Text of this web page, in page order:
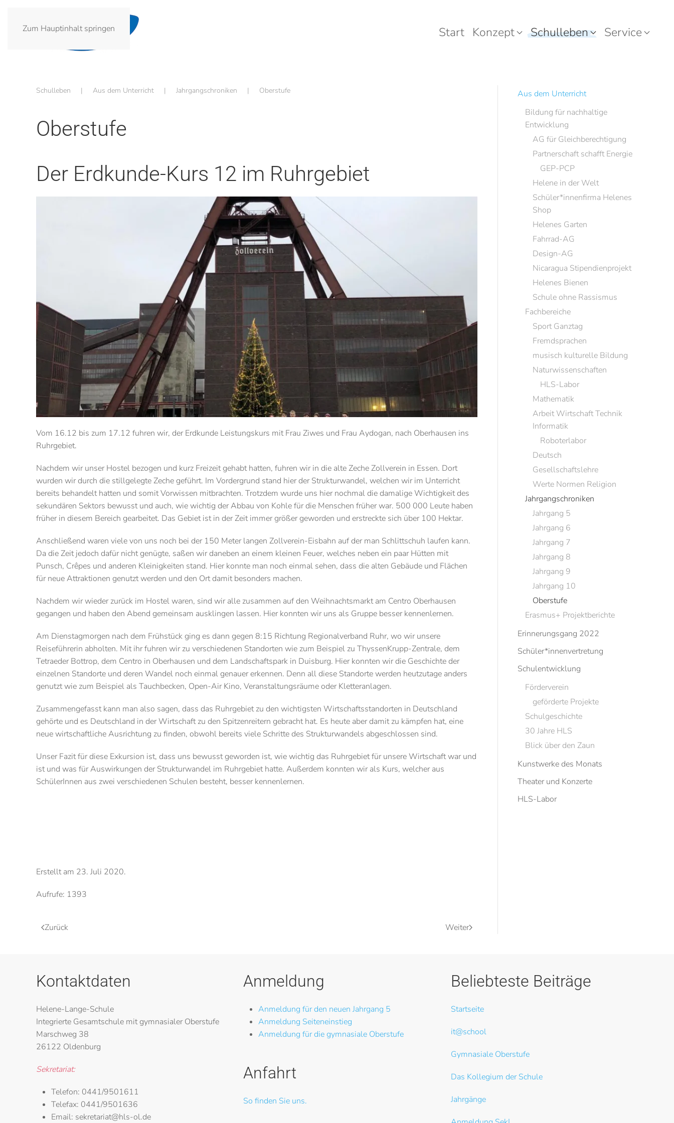
Zum Hauptinhalt springen Start Konzept Schulleben Service
Schulleben Aus dem Unterricht Jahrgangschroniken Oberstufe
Oberstufe
Der Erdkunde-Kurs 12 im Ruhrgebiet
Vom 16.12 bis zum 17.12 fuhren wir, der Erdkunde Leistungskurs mit Frau Ziwes und Frau Aydogan, nach Oberhausen ins
Ruhrgebiet.
Nachdem wir unser Hostel bezogen und kurz Freizeit gehabt hatten, fuhren wir in die alte Zeche Zollverein in Essen. Dort
wurden wir durch die stillgelegte Zeche geführt. Im Vordergrund stand hier der Strukturwandel, welchen wir im Unterricht
bereits behandelt hatten und somit Vorwissen mitbrachten. Trotzdem wurde uns hier nochmal die damalige Wichtigkeit des
sekundären Sektors bewusst und auch, wie wichtig der Abbau von Kohle für die Menschen früher war. 500 000 Leute haben
früher in diesem Bereich gearbeitet. Das Gebiet ist in der Zeit immer größer geworden und erstreckte sich über 100 Hektar.
Anschließend waren viele von uns noch bei der 150 Meter langen Zollverein-Eisbahn auf der man Schlittschuh laufen kann.
Da die Zeit jedoch dafür nicht genügte, saßen wir daneben an einem kleinen Feuer, welches neben ein paar Hütten mit
Punsch, Crêpes und anderen Kleinigkeiten stand. Hier konnte man noch einmal sehen, dass die alten Gebäude und Flächen
für neue Attraktionen genutzt werden und den Ort damit besonders machen.
Nachdem wir wieder zurück im Hostel waren, sind wir alle zusammen auf den Weihnachtsmarkt am Centro Oberhausen
gegangen und haben den Abend gemeinsam ausklingen lassen. Hier konnten wir uns als Gruppe besser kennenlernen.
Am Dienstagmorgen nach dem Frühstück ging es dann gegen 8:15 Richtung Regionalverband Ruhr, wo wir unsere
Reiseführerin abholten. Mit ihr fuhren wir zu verschiedenen Standorten wie zum Beispiel zu ThyssenKrupp-Zentrale, dem
Tetraeder Bottrop, dem Centro in Oberhausen und dem Landschaftspark in Duisburg. Hier konnten wir die Geschichte der
einzelnen Standorte und deren Wandel noch einmal genauer erkennen. Denn all diese Standorte werden heutzutage anders
genutzt wie zum Beispiel als Tauchbecken, Open-Air Kino, Veranstaltungsräume oder Kletteranlagen.
Zusammengefasst kann man also sagen, dass das Ruhrgebiet zu den wichtigsten Wirtschaftsstandorten in Deutschland
gehörte und es Deutschland in der Wirtschaft zu den Spitzenreitern gebracht hat. Es heute aber damit zu kämpfen hat, eine
neue wirtschaftliche Ausrichtung zu finden, obwohl bereits viele Schritte des Strukturwandels abgeschlossen sind.
Unser Fazit für diese Exkursion ist, dass uns bewusst geworden ist, wie wichtig das Ruhrgebiet für unsere Wirtschaft war und
ist und was für Auswirkungen der Strukturwandel im Ruhrgebiet hatte. Außerdem konnten wir als Kurs, welcher aus
SchülerInnen aus zwei verschiedenen Schulen besteht, besser kennenlernen.
Erstellt am 23. Juli 2020.
Aufrufe: 1393
Zurück Weiter
Aus dem Unterricht
Bildung für nachhaltige
Entwicklung
AG für Gleichberechtigung
Partnerschaft schafft Energie
GEP-PCP
Helene in der Welt
Schüler*innenfirma Helenes
Shop
Helenes Garten
Fahrrad-AG
Design-AG
Nicaragua Stipendienprojekt
Helenes Bienen
Schule ohne Rassismus
Fachbereiche
Sport Ganztag
Fremdsprachen
musisch kulturelle Bildung
Naturwissenschaften
HLS-Labor
Mathematik
Arbeit Wirtschaft Technik
Informatik
Roboterlabor
Deutsch
Gesellschaftslehre
Werte Normen Religion
Jahrgangschroniken
Jahrgang 5
Jahrgang 6
Jahrgang 7
Jahrgang 8
Jahrgang 9
Jahrgang 10
Oberstufe
Erasmus+ Projektberichte
Erinnerungsgang 2022
Schüler*innenvertretung
Schulentwicklung
Förderverein
geförderte Projekte
Schulgeschichte
30 Jahre HLS
Blick über den Zaun
Kunstwerke des Monats
Theater und Konzerte
HLS-Labor
Kontaktdaten
Helene-Lange-Schule
Integrierte Gesamtschule mit gymnasialer Oberstufe
Marschweg 38
26122 Oldenburg
Sekretariat:
Telefon: 0441/9501611
Telefax: 0441/9501636
Email: sekretariat@hls-ol.de
Anmeldung
Anmeldung für den neuen Jahrgang 5
Anmeldung Seiteneinstieg
Anmeldung für die gymnasiale Oberstufe
Anfahrt
So finden Sie uns.
Beliebteste Beiträge
Startseite
it@school
Gymnasiale Oberstufe
Das Kollegium der Schule
Jahrgänge